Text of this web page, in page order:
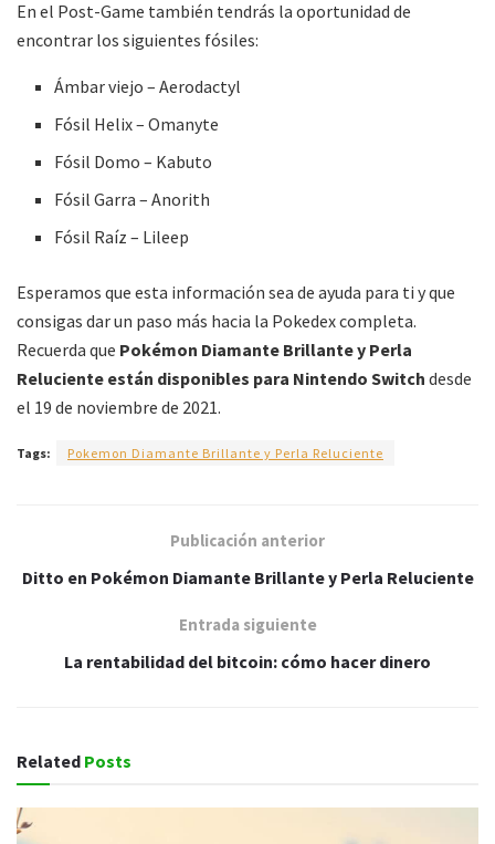
En el Post-Game también tendrás la oportunidad de
encontrar los siguientes fósiles:
Ámbar viejo – Aerodactyl
Fósil Helix – Omanyte
Fósil Domo – Kabuto
Fósil Garra – Anorith
Fósil Raíz – Lileep
Esperamos que esta información sea de ayuda para ti y que
consigas dar un paso más hacia la Pokedex completa.
Recuerda que Pokémon Diamante Brillante y Perla
Reluciente están disponibles para Nintendo Switch desde
el 19 de noviembre de 2021.
Tags: Pokemon Diamante Brillante y Perla Reluciente
Publicación anterior
Ditto en Pokémon Diamante Brillante y Perla Reluciente
Entrada siguiente
La rentabilidad del bitcoin: cómo hacer dinero
Related Posts